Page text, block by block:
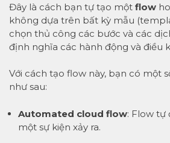
Đây là cách bạn tự tạo một flow
không dựa trên bất kỳ mẫu
chọn thủ công các bước và các
định nghĩa các hành động và điều
Với cách tạo flow này, bạn có một
như sau:
Automated cloud flow: Flow tự
một sự kiện xảy ra.